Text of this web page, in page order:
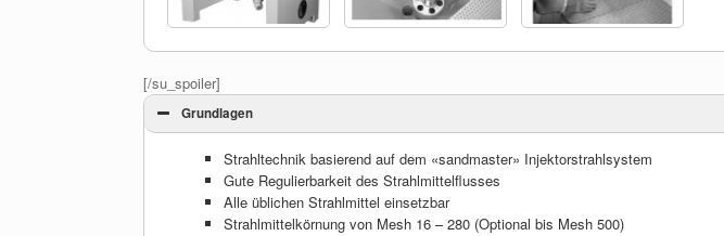
[/su_spoiler]
Grundlagen
Strahltechnik basierend auf dem «sandmaster» Injektorstrahlsystem
Gute Regulierbarkeit des Strahlmittelflusses
Alle üblichen Strahlmittel einsetzbar
Strahlmittelkörnung von Mesh 16 – 280 (Optional bis Mesh 500)